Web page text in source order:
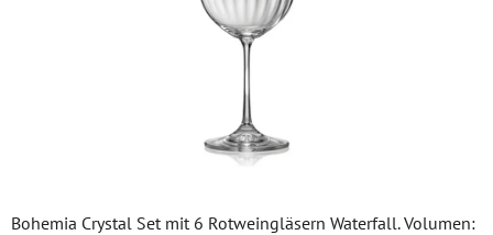
Bohemia Crystal Set mit 6 Rotweingläsern Waterfall. Volumen: